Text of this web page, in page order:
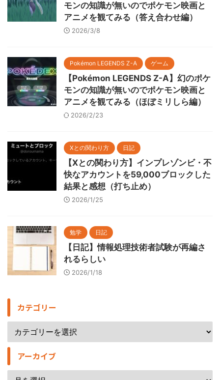
モンの知識が無いのでポケモン映画と
アニメを観てみる（答え合わせ編）
2026/3/8
Pokémon LEGENDS Z-A ゲーム
【Pokémon LEGENDS Z-A】幻のポケ
モンの知識が無いのでポケモン映画と
アニメを観てみる（ほぼミリしら編）
2026/2/23
Xとの関わり方 日記
【Xとの関わり方】インプレゾンビ・不
快なアカウントを59,000ブロックした
結果と感想（打ち止め）
2026/1/25
勉学 日記
【日記】情報処理技術者試験が再編さ
れるらしい
2026/1/18
カテゴリー
アーカイブ